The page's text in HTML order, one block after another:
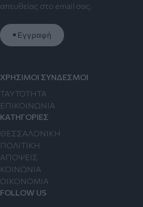
απευθείας στο email σας.
Εγγραφή
ΧΡΗΣΙΜΟΙ ΣΥΝΔΕΣΜΟΙ
TAYTOTHTA
ΕΠΙΚΟΙΝΩΝΙΑ
ΚΑΤΗΓΟΡΙΕΣ
ΘΕΣΣΑΛΟΝΙΚΗ
ΠΟΛΙΤΙΚΗ
ΑΠΟΨΕΙΣ
ΚΟΙΝΩΝΙΑ
ΟΙΚΟΝΟΜΙΑ
FOLLOW US